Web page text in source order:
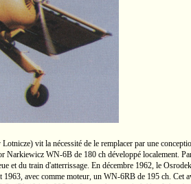
vit la nécessité de le remplacer par une
Narkiewicz WN-6B de 180 ch développé localement.
et du train d'atterrissage. En décembre 1962, le
1963, avec comme moteur, un WN-6RB de 195 ch. Cet